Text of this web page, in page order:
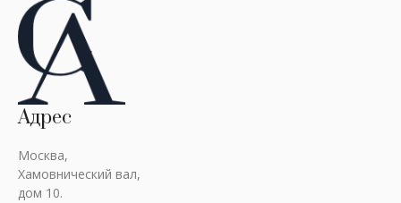
Адрес
Москва,
Хамовнический вал,
дом 10.